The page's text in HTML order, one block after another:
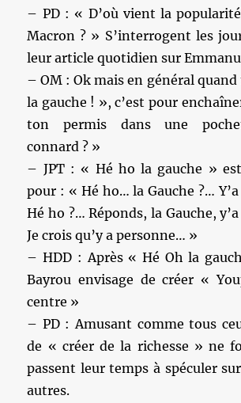
– PD : « D’où vient la
Macron ? » S’interrogent les
leur article quotidien sur
– OM : Ok mais en général quand
la gauche ! », c’est pour
ton permis dans une
connard ? »
– JPT : « Hé ho la gauche »
pour : « Hé ho… la Gauche ?…
Hé ho ?… Réponds, la Gauche,
Je crois qu’y a personne… »
– HDD : Après « Hé Oh la
Bayrou envisage de créer «
centre »
– PD : Amusant comme tous
de « créer de la richesse » ne
passent leur temps à spéculer
autres.